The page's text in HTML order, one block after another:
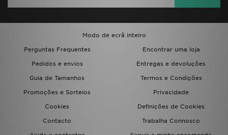
Modo de ecrã inteiro
Perguntas Frequentes
Encontrar uma loja
Pedidos e envios
Entregas e devoluções
Guia de Tamanhos
Termos e Condições
Promoções e Sorteios
Privacidade
Cookies
Definições de Cookies
Contacto
Trabalha Connosco